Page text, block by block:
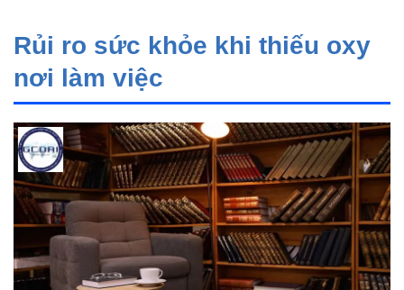
Rủi ro sức khỏe khi thiếu oxy
nơi làm việc